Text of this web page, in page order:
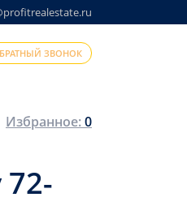
ЗВОНОК
Избранное:0